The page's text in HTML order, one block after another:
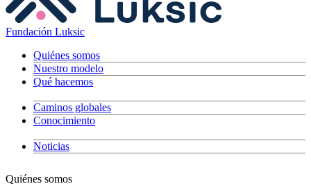
Fundación Luksic
Quiénes somos
Nuestro modelo
Qué hacemos
Caminos globales
Conocimiento
Noticias
Quiénes somos